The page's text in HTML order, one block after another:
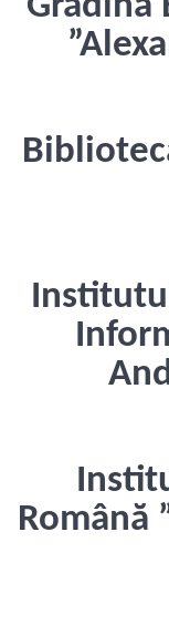
Română